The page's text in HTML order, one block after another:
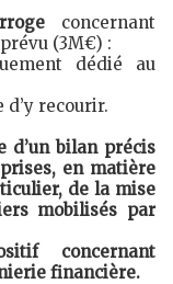
concernant
(3M€) :
dédié au
recourir.
d’un bilan précis
en matière
de la mise
mobilisés par
concernant
financière.